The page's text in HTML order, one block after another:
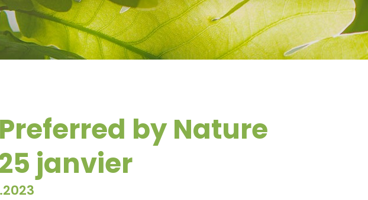
by Nature
janvier